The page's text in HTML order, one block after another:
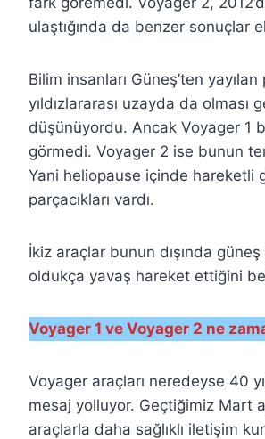
ulaştığında da benzer sonuçlar
Bilim insanları Güneş’ten yayılan
yıldızlararası uzayda da olması
düşünüyordu. Ancak Voyager 1
görmedi. Voyager 2 ise bunun
Yani heliopause içinde hareketli
parçacıkları vardı.
İkiz araçlar bunun dışında güneş
oldukça yavaş hareket ettiğini
Voyager 1 ve Voyager 2 ne
Voyager araçları neredeyse 40
mesaj yolluyor. Geçtiğimiz Mart
araçlarla daha sağlıklı iletişim